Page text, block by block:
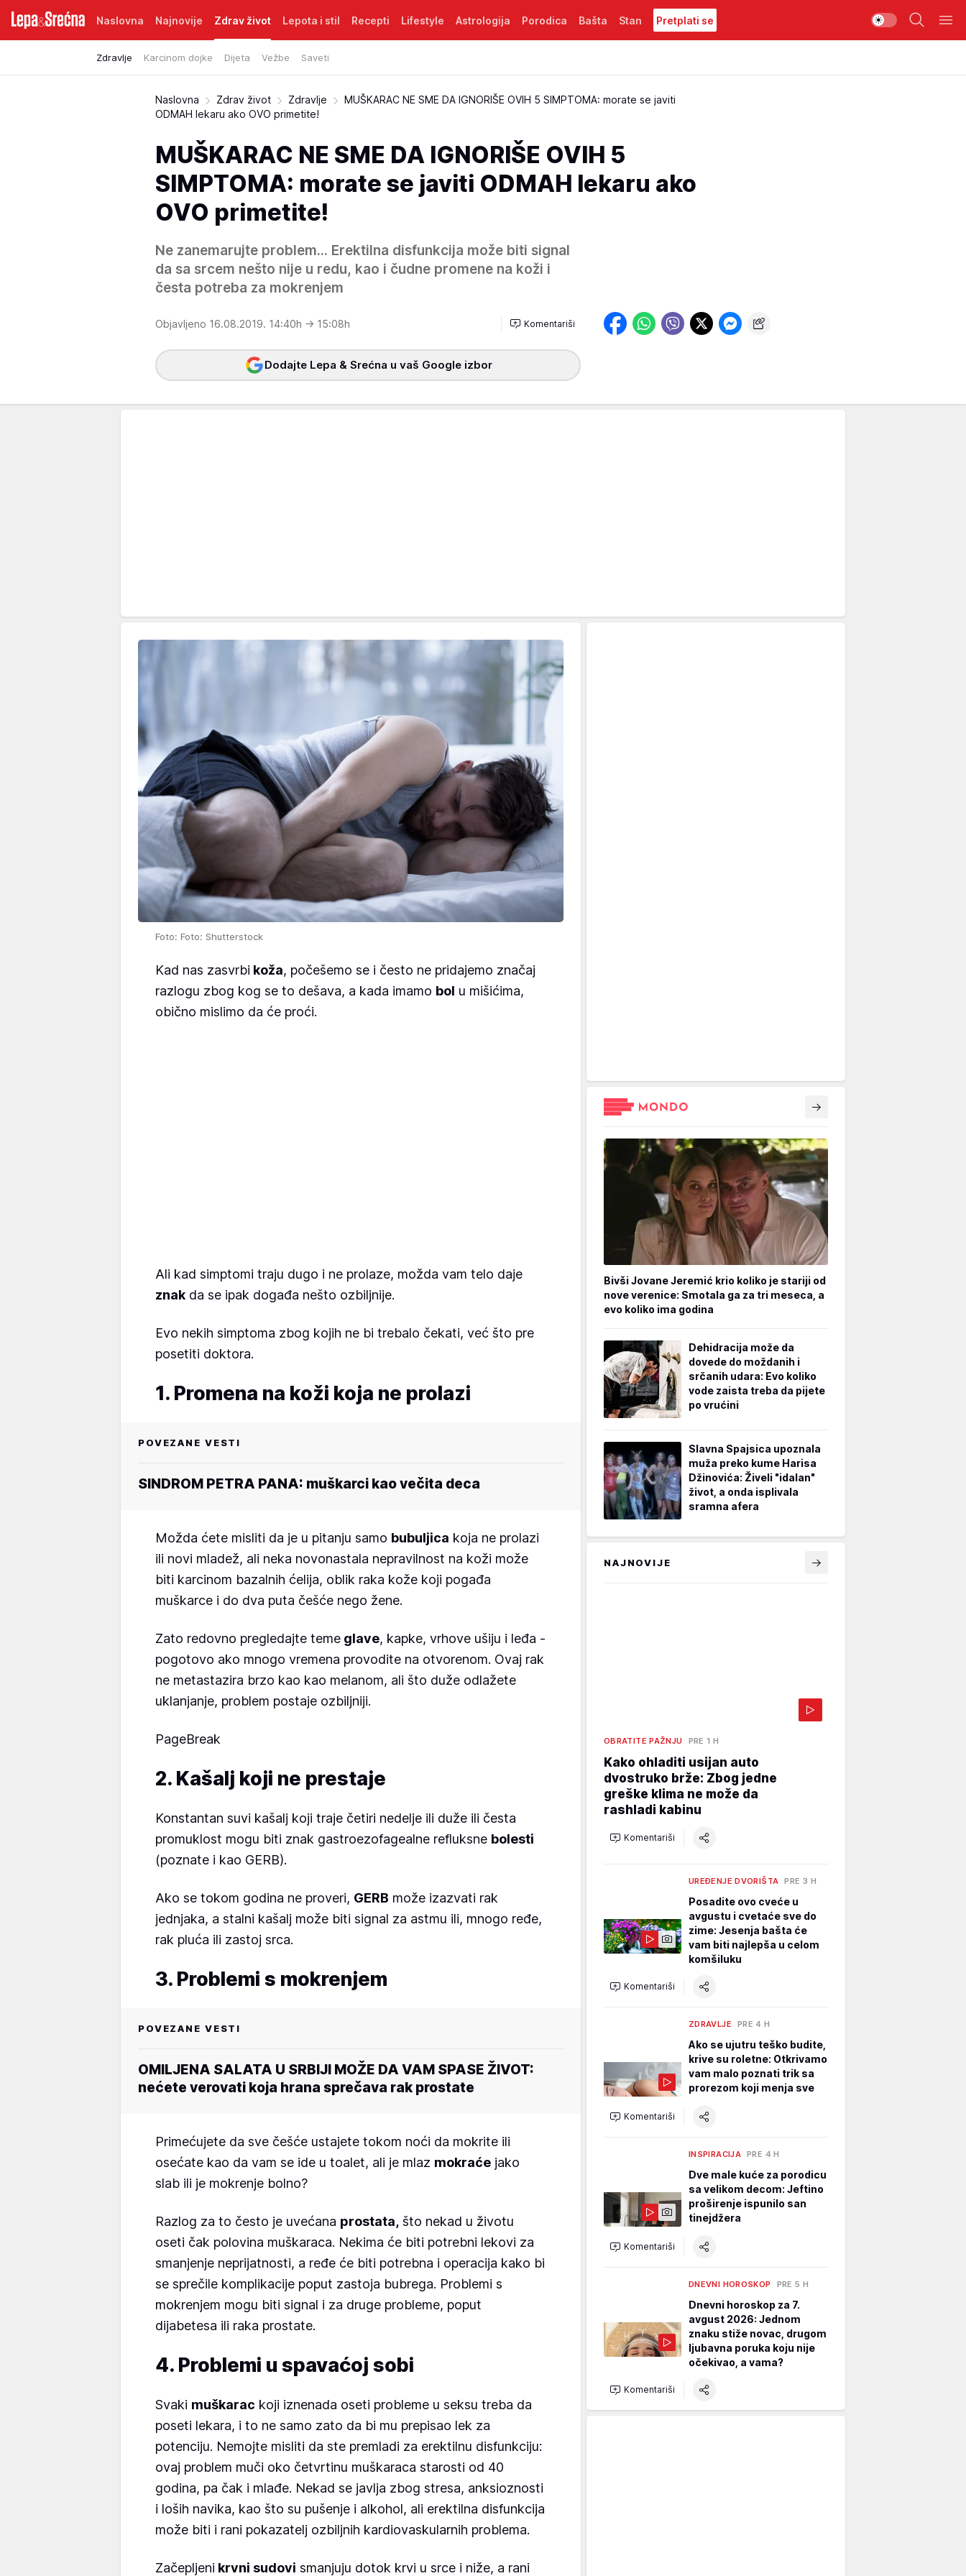
Naslovna Najnovije Zdrav život
Zdravlje Karcinom dojke Dijeta Vežbe Saveti
Lepota i stil Recepti Lifestyle Astrologija Porodica Bašta Stan Pretplati se
Naslovna Zdrav život Zdravlje
MUŠKARAC NE SME DA IGNORIŠE OVIH 5 SIMPTOMA: morate se javiti
ODMAH lekaru ako OVO primetite!
MUŠKARAC NE SME DA IGNORIŠE OVIH 5
SIMPTOMA: morate se javiti ODMAH lekaru ako
OVO primetite!
Ne zanemarujte problem... Erektilna disfunkcija može biti signal
da sa srcem nešto nije u redu, kao i čudne promene na koži i
česta potreba za mokrenjem
Objavljeno 16.08.2019. 14:40h → 15:08h Komentariši
Dodajte Lepa & Srećna u vaš Google izbor
Foto: Foto: Shutterstock
Kad nas zasvrbi koža, počešemo se i često ne pridajemo značaj
razlogu zbog kog se to dešava, a kada imamo bol u mišićima,
obično mislimo da će proći.
Ali kad simptomi traju dugo i ne prolaze, možda vam telo daje
znak da se ipak događa nešto ozbiljnije.
Evo nekih simptoma zbog kojih ne bi trebalo čekati, već što pre
posetiti doktora.
1. Promena na koži koja ne prolazi
POVEZANE VESTI
SINDROM PETRA PANA: muškarci kao večita deca
Možda ćete misliti da je u pitanju samo bubuljica koja ne prolazi
ili novi mladež, ali neka novonastala nepravilnost na koži može
biti karcinom bazalnih ćelija, oblik raka kože koji pogađa
muškarce i do dva puta češće nego žene.
Zato redovno pregledajte teme glave, kapke, vrhove ušiju i leđa -
pogotovo ako mnogo vremena provodite na otvorenom. Ovaj rak
ne metastazira brzo kao kao melanom, ali što duže odlažete
uklanjanje, problem postaje ozbiljniji.
PageBreak
2. Kašalj koji ne prestaje
Konstantan suvi kašalj koji traje četiri nedelje ili duže ili česta
promuklost mogu biti znak gastroezofagealne refluksne bolesti
(poznate i kao GERB).
Ako se tokom godina ne proveri, GERB može izazvati rak
jednjaka, a stalni kašalj može biti signal za astmu ili, mnogo ređe,
rak pluća ili zastoj srca.
3. Problemi s mokrenjem
POVEZANE VESTI
OMILJENA SALATA U SRBIJI MOŽE DA VAM SPASE ŽIVOT:
nećete verovati koja hrana sprečava rak prostate
Primećujete da sve češće ustajete tokom noći da mokrite ili
osećate kao da vam se ide u toalet, ali je mlaz mokraće jako
slab ili je mokrenje bolno?
Razlog za to često je uvećana prostata, što nekad u životu
oseti čak polovina muškaraca. Nekima će biti potrebni lekovi za
smanjenje neprijatnosti, a ređe će biti potrebna i operacija kako bi
se sprečile komplikacije poput zastoja bubrega. Problemi s
mokrenjem mogu biti signal i za druge probleme, poput
dijabetesa ili raka prostate.
4. Problemi u spavaćoj sobi
Svaki muškarac koji iznenada oseti probleme u seksu treba da
poseti lekara, i to ne samo zato da bi mu prepisao lek za
potenciju. Nemojte misliti da ste premladi za erektilnu disfunkciju:
ovaj problem muči oko četvrtinu muškaraca starosti od 40
godina, pa čak i mlađe. Nekad se javlja zbog stresa, anksioznosti
i loših navika, kao što su pušenje i alkohol, ali erektilna disfunkcija
može biti i rani pokazatelj ozbiljnih kardiovaskularnih problema.
Začepljeni krvni sudovi smanjuju dotok krvi u srce i niže, a rani
Bivši Jovane Jeremić krio koliko je stariji od
nove verenice: Smotala ga za tri meseca, a
evo koliko ima godina
Dehidracija može da
dovede do moždanih i
srčanih udara: Evo koliko
vode zaista treba da pijete
po vrućini
Slavna Spajsica upoznala
muža preko kume Harisa
Džinovića: Živeli "idalan"
život, a onda isplivala
sramna afera
NAJNOVIJE
OBRATITE PAŽNJU PRE 1 H
Kako ohladiti usijan auto
dvostruko brže: Zbog jedne
greške klima ne može da
rashladi kabinu
Komentariši
UREĐENJE DVORIŠTA PRE 3 H
Posadite ovo cveće u
avgustu i cvetaće sve do
zime: Jesenja bašta će
vam biti najlepša u celom
komšiluku
Komentariši
ZDRAVLJE PRE 4 H
Ako se ujutru teško budite,
krive su roletne: Otkrivamo
vam malo poznati trik sa
prorezom koji menja sve
Komentariši
INSPIRACIJA PRE 4 H
Dve male kuće za porodicu
sa velikom decom: Jeftino
proširenje ispunilo san
tinejdžera
Komentariši
DNEVNI HOROSKOP PRE 5 H
Dnevni horoskop za 7.
avgust 2026: Jednom
znaku stiže novac, drugom
ljubavna poruka koju nije
očekivao, a vama?
Komentariši